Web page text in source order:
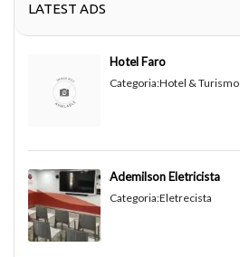
LATEST ADS
Hotel Faro
Categoria:Hotel & Turismo
Ademilson Eletricista
Categoria:Eletrecista